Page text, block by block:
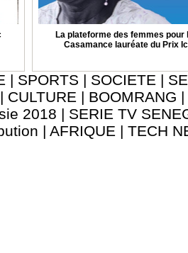
La plateforme des femmes pour
Casamance lauréate du Prix
| SPORTS | SOCIETE |
| CULTURE | BOOMRANG |
2018 | SERIE TV
| AFRIQUE | TECH